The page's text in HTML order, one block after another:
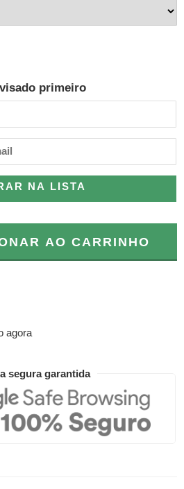
primeiro
NA LISTA
AO CARRINHO
agora
segura garantida